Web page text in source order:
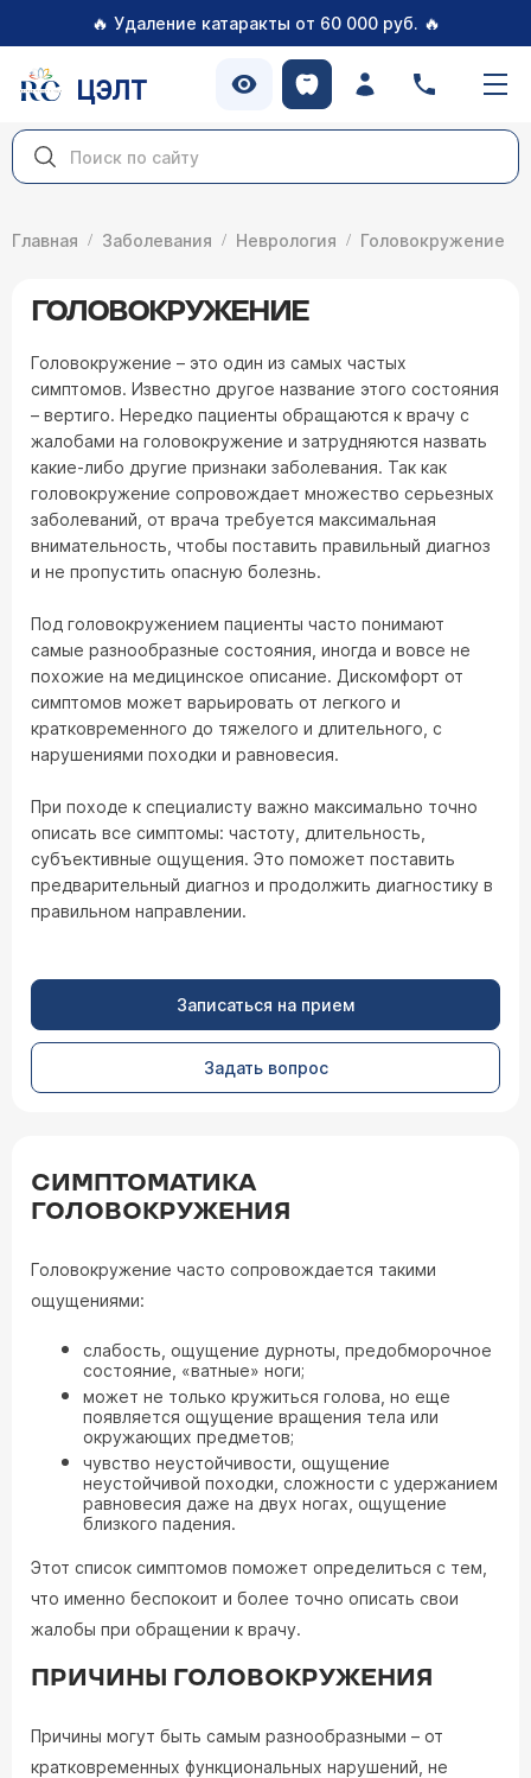
🔥 Удаление катаракты от 60 000 руб. 🔥
ЦЭЛТ
Главная Заболевания Неврология Головокружение
ГОЛОВОКРУЖЕНИЕ
Головокружение – это один из самых частых
симптомов. Известно другое название этого состояния
– вертиго. Нередко пациенты обращаются к врачу с
жалобами на головокружение и затрудняются назвать
какие-либо другие признаки заболевания. Так как
головокружение сопровождает множество серьезных
заболеваний, от врача требуется максимальная
внимательность, чтобы поставить правильный диагноз
и не пропустить опасную болезнь.
Под головокружением пациенты часто понимают
самые разнообразные состояния, иногда и вовсе не
похожие на медицинское описание. Дискомфорт от
симптомов может варьировать от легкого и
кратковременного до тяжелого и длительного, с
нарушениями походки и равновесия.
При походе к специалисту важно максимально точно
описать все симптомы: частоту, длительность,
субъективные ощущения. Это поможет поставить
предварительный диагноз и продолжить диагностику в
правильном направлении.
Записаться на прием
Задать вопрос
СИМПТОМАТИКА
ГОЛОВОКРУЖЕНИЯ
Головокружение часто сопровождается такими
ощущениями:
слабость, ощущение дурноты, предобморочное
состояние, «ватные» ноги;
может не только кружиться голова, но еще
появляется ощущение вращения тела или
окружающих предметов;
чувство неустойчивости, ощущение
неустойчивой походки, сложности с удержанием
равновесия даже на двух ногах, ощущение
близкого падения.
Этот список симптомов поможет определиться с тем,
что именно беспокоит и более точно описать свои
жалобы при обращении к врачу.
ПРИЧИНЫ ГОЛОВОКРУЖЕНИЯ
Причины могут быть самым разнообразными – от
кратковременных функциональных нарушений, не